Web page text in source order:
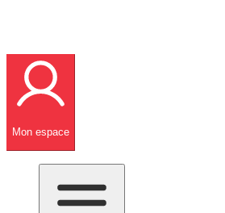
Mon espace